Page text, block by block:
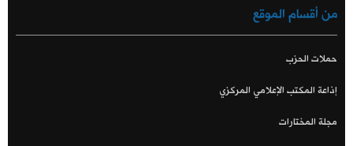
من أقسام الموقع
حملات الحزب
إذاعة المكتب الإعلامي المركزي
مجلة المختارات